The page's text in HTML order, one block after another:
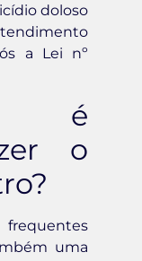
doloso
a Lei nº
é
o
uma